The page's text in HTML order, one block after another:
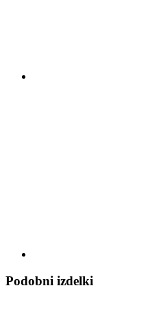
Podobni izdelki